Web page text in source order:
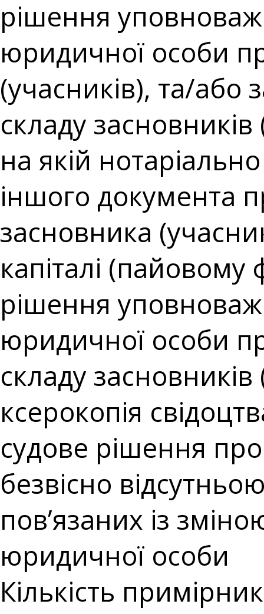
рішення
юридичної особи
(учасників), та/або
складу
на якій
іншого документа
засновника
капіталі
рішення
юридичної особи
складу
ксерокопія
судове рішення
безвісно
пов’язаних із
юридичної особи
Кількість